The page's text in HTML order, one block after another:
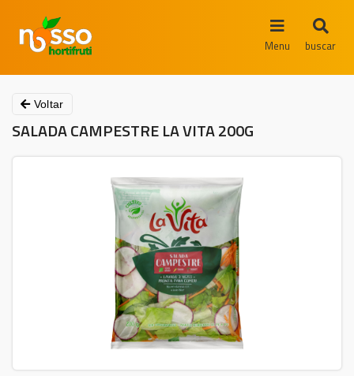
Menu buscar
Voltar
SALADA CAMPESTRE LA VITA 200G